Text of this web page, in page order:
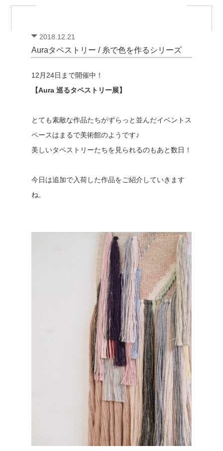
2018.12.21
Auraタペストリー / 糸で色を作るシリーズ
12月24日まで開催中！
【Aura 巡るタペストリー展】
とても素敵な作品たちがずらっと並んだイベントス
ペースはまるで美術館のようです♪
美しいタペストリーたちを見られるのもあと数日！
今日は追加で入荷した作品をご紹介していきます
ね。